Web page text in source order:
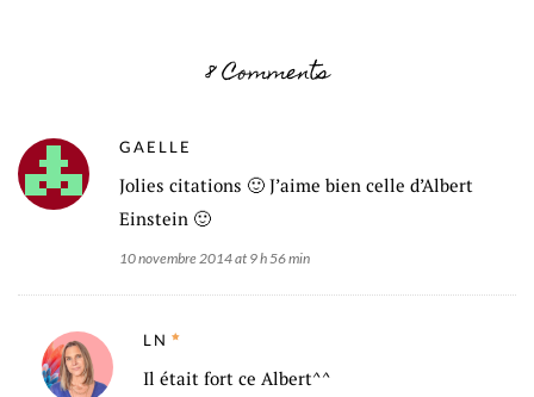
8 Comments
GAELLE
Jolies citations 🙂 J’aime bien celle d’Albert
Einstein 🙂
10 novembre 2014 at 9 h 56 min
LN
Il était fort ce Albert^^